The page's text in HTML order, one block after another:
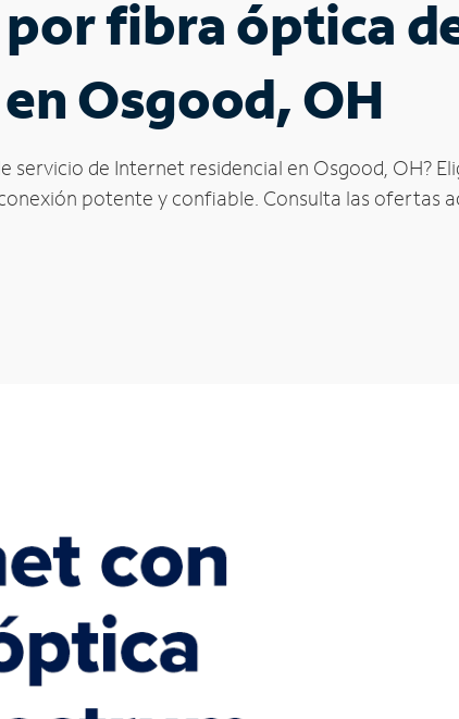
fibra óptica
Osgood, OH
servicio de Internet residencial en Osgood, OH?
potente y confiable. Consulta las